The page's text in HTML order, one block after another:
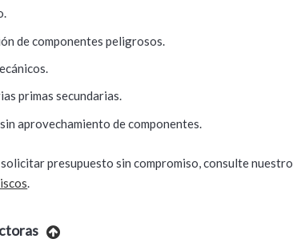
de componentes peligrosos.
primas secundarias.
aprovechamiento de componentes.
presupuesto sin compromiso, consulte nuestro
.